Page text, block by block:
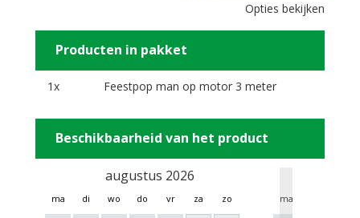
Opties bekijken
Producten in pakket
1x Feestpop man op motor 3 meter
Beschikbaarheid van het product
augustus 2026
ma di wo do vr za zo ma